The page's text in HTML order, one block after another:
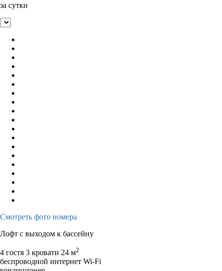
за сутки
Смотреть фото номера
Лофт с выходом к бассейну
4 гостя 3 кровати 24 м2
беспроводной интернет Wi-Fi